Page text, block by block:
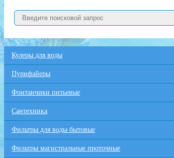
Кулеры для воды
Пурифайеры
Фонтанчики питьевые
Сантехника
Фильтры для воды бытовые
Фильтры магистральные проточные